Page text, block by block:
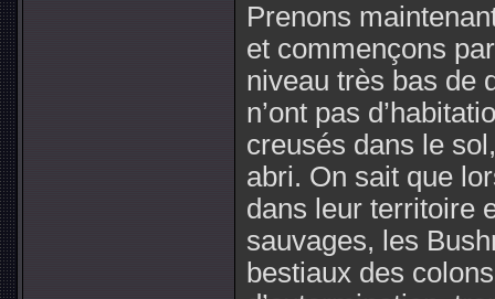
Prenons
et commençons
niveau très bas de
n’ont pas
creusés dans le
abri. On sait que
dans leur territoire
sauvages, les
bestiaux des